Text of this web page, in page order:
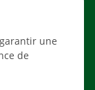
une
de